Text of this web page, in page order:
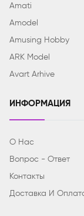
Amati
Amodel
Amusing Hobby
ARK Model
Avart Arhive
ИНФОРМАЦИЯ
О Нас
Вопрос - Ответ
Контакты
Доставка И